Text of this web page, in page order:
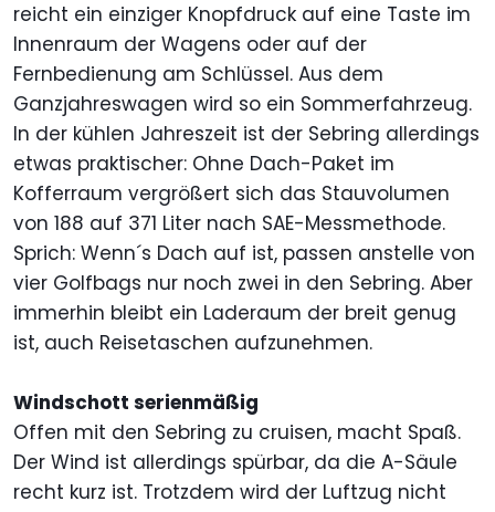
reicht ein einziger Knopfdruck auf eine Taste im
Innenraum der Wagens oder auf der
Fernbedienung am Schlüssel. Aus dem
Ganzjahreswagen wird so ein Sommerfahrzeug.
In der kühlen Jahreszeit ist der Sebring allerdings
etwas praktischer: Ohne Dach-Paket im
Kofferraum vergrößert sich das Stauvolumen
von 188 auf 371 Liter nach SAE-Messmethode.
Sprich: Wenn´s Dach auf ist, passen anstelle von
vier Golfbags nur noch zwei in den Sebring. Aber
immerhin bleibt ein Laderaum der breit genug
ist, auch Reisetaschen aufzunehmen.
Windschott serienmäßig
Offen mit den Sebring zu cruisen, macht Spaß.
Der Wind ist allerdings spürbar, da die A-Säule
recht kurz ist. Trotzdem wird der Luftzug nicht